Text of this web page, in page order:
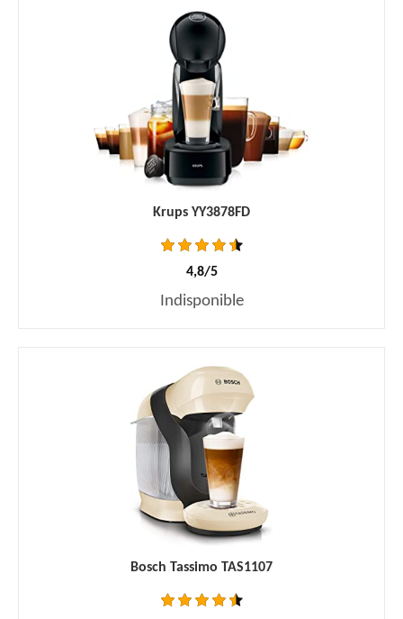
Krups YY3878FD
4,8/5
Indisponible
Bosch Tassimo TAS1107